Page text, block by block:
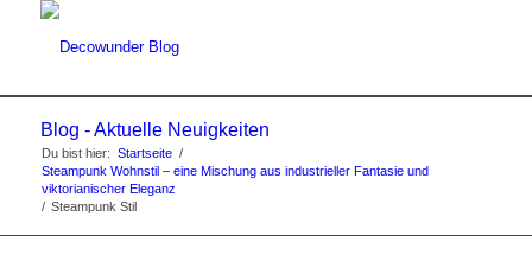
Blog - Aktuelle Neuigkeiten
Du bist hier: Startseite /
Steampunk Wohnstil – eine Mischung aus industrieller Fantasie und
viktorianischer Eleganz
/ Steampunk Stil